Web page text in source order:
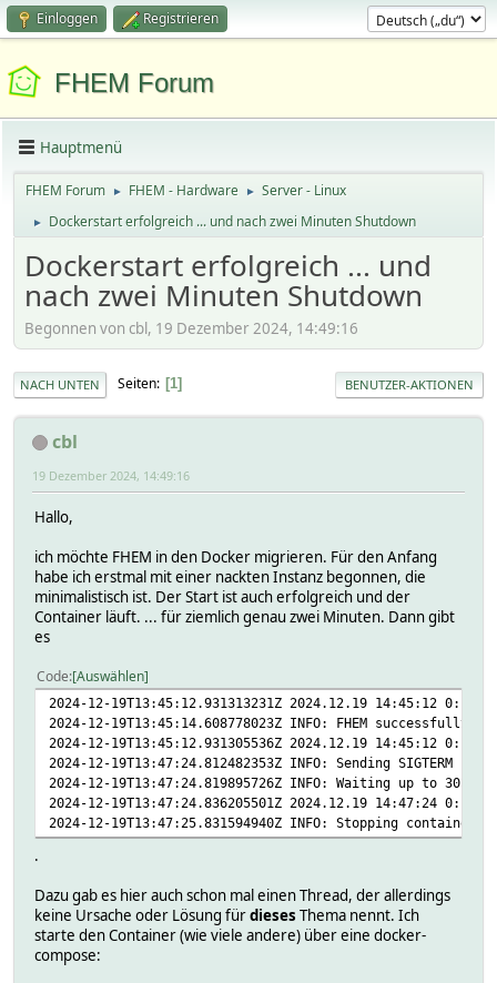
Einloggen Registrieren
FHEM Forum
Hauptmenü
FHEM Forum ► FHEM - Hardware ► Server - Linux
► Dockerstart erfolgreich ... und nach zwei Minuten Shutdown
Dockerstart erfolgreich ... und
nach zwei Minuten Shutdown
Begonnen von cbl, 19 Dezember 2024, 14:49:16
NACH UNTEN Seiten 1 BENUTZER-AKTIONEN
cbl
19 Dezember 2024, 14:49:16
Hallo,
ich möchte FHEM in den Docker migrieren. Für den Anfang
habe ich erstmal mit einer nackten Instanz begonnen, die
minimalistisch ist. Der Start ist auch erfolgreich und der
Container läuft. ... für ziemlich genau zwei Minuten. Dann gibt
es
Code Auswählen
2024-12-19T13:45:12.931313231Z 2024.12.19 14:45:12
2024-12-19T13:45:14.608778023Z INFO: FHEM successfully
2024-12-19T13:45:12.931305536Z 2024.12.19 14:45:12 0:
2024-12-19T13:47:24.812482353Z INFO: Sending SIGTERM
2024-12-19T13:47:24.819895726Z INFO: Waiting up to 30s
2024-12-19T13:47:24.836205501Z 2024.12.19 14:47:24 0:
2024-12-19T13:47:25.831594940Z INFO: Stopping container.
.
Dazu gab es hier auch schon mal einen Thread, der allerdings
keine Ursache oder Lösung fürdieses Thema nennt. Ich
starte den Container (wie viele andere) über eine docker-
compose: